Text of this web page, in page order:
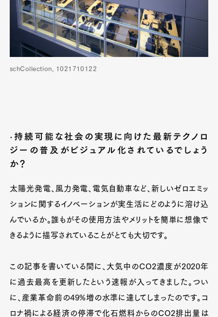
Art&DesignWatchFashion
Product CultureLifestyle
schCollection, 1021710122
·持続可能な社会の実現に向けた最新テクノロ
ジーの普及がビジュアル化されているでしょう
か？
太陽光発電、風力発電、電気自動車など、新しいゼロエミッ
ションに関するイノベーションが実生活にどのように溶け込
んでいるか。誰もがその使用方法やメリットを簡単に想像で
きるように描写されていることがとても大切です。
この記事を書いている間に、大気中のCO2濃度が2020年
に過去最高を更新したという速報が入ってきました。つい
に、産業革命前の49%増の水準に達してしまったのです。コ
ロナ禍による経済の停滞で化石燃料からのCO2排出量は